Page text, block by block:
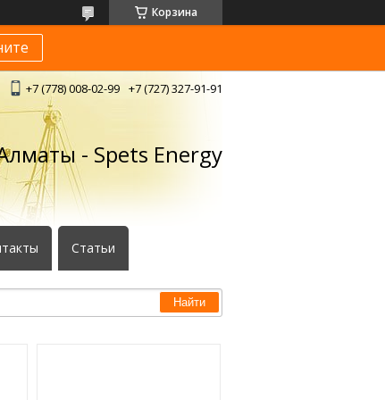
Корзина
+7 (778) 008-02-99 +7 (727) 327-91-91
- Spets Energy
Статьи
Найти